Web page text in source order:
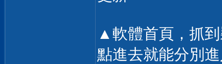
▲軟體首頁，抓
點進去就能分別